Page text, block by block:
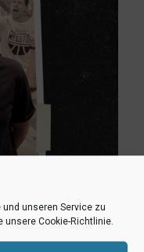
unseren Service zu
unsere Cookie-Richtlinie.
mit der